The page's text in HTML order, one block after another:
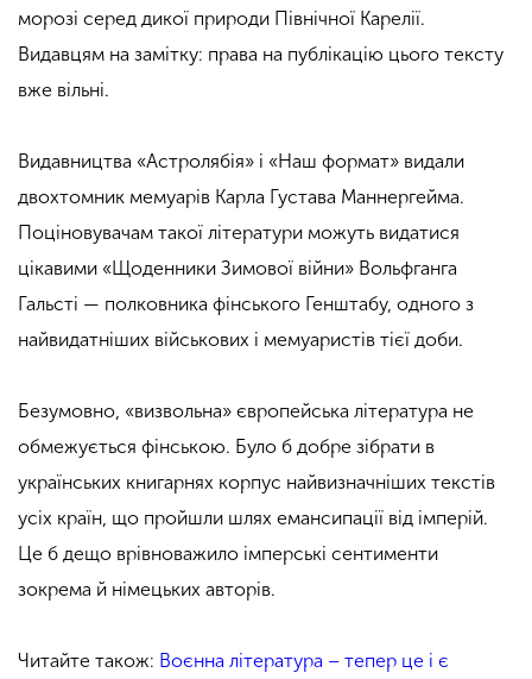
морозі серед дикої природи Північної Карелії.
Видавцям на замітку: права на публікацію цього тексту
вже вільні.
Видавництва «Астролябія» і «Наш формат» видали
двохтомник мемуарів Карла Густава Маннергейма.
Поціновувачам такої літератури можуть видатися
цікавими «Щоденники Зимової війни» Вольфганга
Гальсті — полковника фінського Генштабу, одного з
найвидатніших військових і мемуаристів тієї доби.
Безумовно, «визвольна» європейська література не
обмежується фінською. Було б добре зібрати в
українських книгарнях корпус найвизначніших текстів
усіх країн, що пройшли шлях емансипації від імперій.
Це б дещо врівноважило імперські сентименти
зокрема й німецьких авторів.
Читайте також: Воєнна література – тепер це і є